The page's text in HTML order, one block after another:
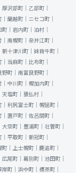
厚沢部町｜ 乙部町｜
蘭越町｜ ニセコ町｜
｜ 岩内町｜ 泊村｜
南幌町｜ 奈井江町｜
新十津川町｜ 妹背牛町｜
当麻町｜ 比布町｜
町｜ 南富良野町｜
中川町｜ 幌加内町｜
天塩町｜ 猿払村｜
利尻富士町｜ 幌延町｜
置戸町｜ 佐呂間町｜
大空町｜ 豊浦町｜ 壮瞥町｜
平取町｜ 新冠町｜
｜ 上士幌町｜ 鹿追町｜
広尾町｜ 幕別町｜ 池田町｜
岸町｜ 浜中町｜ 標茶町｜